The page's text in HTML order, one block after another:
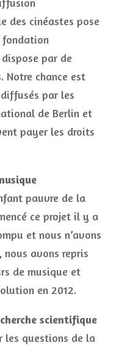
des cinéastes pose
fondation
par de
Notre chance est
par les
de Berlin et
payer les droits
pauvre de la
ce projet il y a
et nous n’avons
nous avons repris
de musique et
en 2012.
scientifique
les questions de la